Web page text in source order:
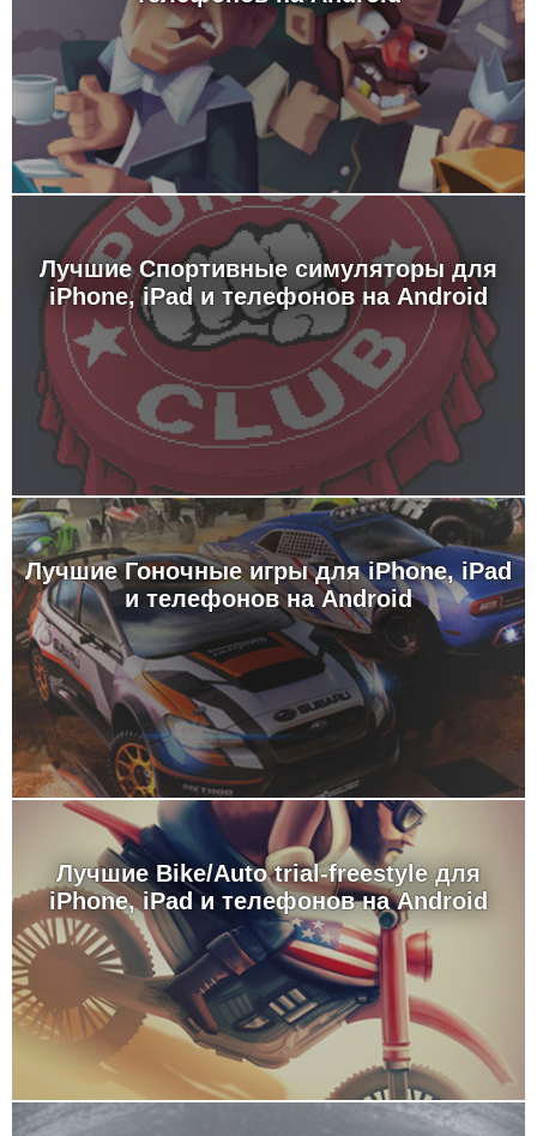
Лучшие Спортивные симуляторы для
iPhone, iPad и телефонов на Android
Лучшие Гоночные игры для iPhone, iPad
и телефонов на Android
Лучшие Bike/Auto trial-freestyle для
iPhone, iPad и телефонов на Android